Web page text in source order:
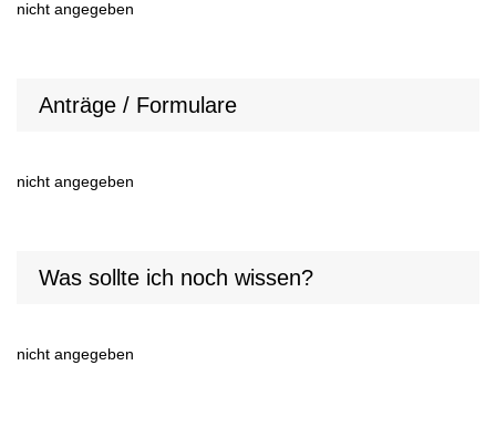
nicht angegeben
Anträge / Formulare
nicht angegeben
Was sollte ich noch wissen?
nicht angegeben